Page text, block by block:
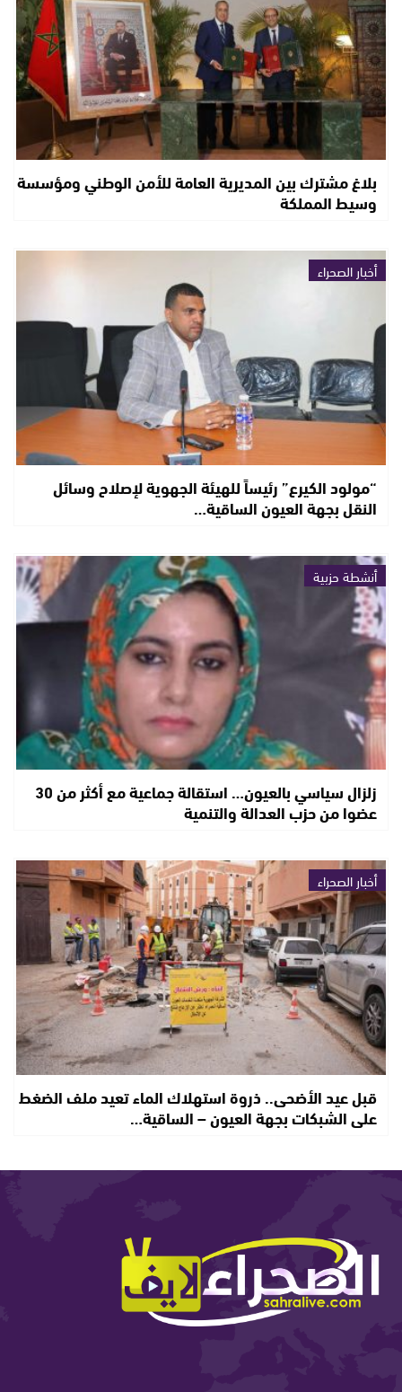
بلاغ مشترك بين المديرية العامة للأمن الوطني ومؤسسة
وسيط المملكة
أخبار الصحراء
“مولود الكيرع” رئيساً للهيئة الجهوية لإصلاح وسائل
النقل بجهة العيون الساقية…
أنشطة حزبية
زلزال سياسي بالعيون… استقالة جماعية مع أكثر من 30
عضوا من حزب العدالة والتنمية
أخبار الصحراء
قبل عيد الأضحى.. ذروة استهلاك الماء تعيد ملف الضغط
على الشبكات بجهة العيون – الساقية…